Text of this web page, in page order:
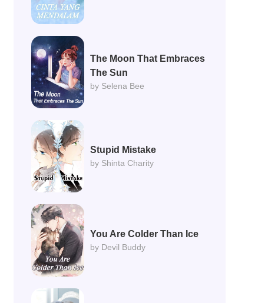
The Moon That Embraces
The Sun
by Selena Bee
Stupid Mistake
by Shinta Charity
You Are Colder Than Ice
by Devil Buddy